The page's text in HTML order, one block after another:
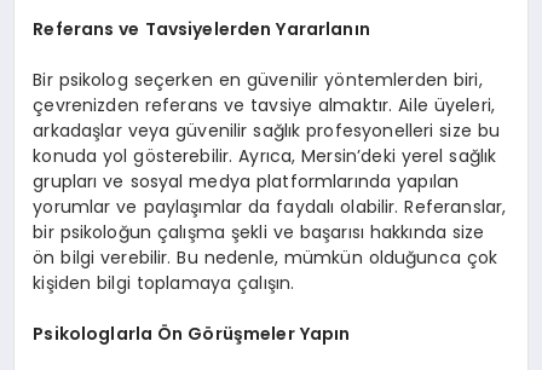
Referans ve Tavsiyelerden Yararlanın
Bir psikolog seçerken en güvenilir yöntemlerden biri,
çevrenizden referans ve tavsiye almaktır. Aile üyeleri,
arkadaşlar veya güvenilir sağlık profesyonelleri size bu
konuda yol gösterebilir. Ayrıca, Mersin’deki yerel sağlık
grupları ve sosyal medya platformlarında yapılan
yorumlar ve paylaşımlar da faydalı olabilir. Referanslar,
bir psikoloğun çalışma şekli ve başarısı hakkında size
ön bilgi verebilir. Bu nedenle, mümkün olduğunca çok
kişiden bilgi toplamaya çalışın.
Psikologlarla Ön Görüşmeler Yapın